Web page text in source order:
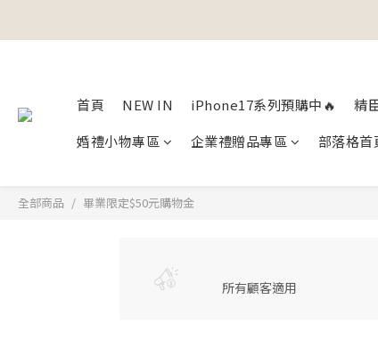
首頁 NEW IN iPhone17系列預購中🔥 精
婚禮小物專區
企業禮贈品專區 部落格首
全部商品 畢業限定$50元購物金
所有顧客適用